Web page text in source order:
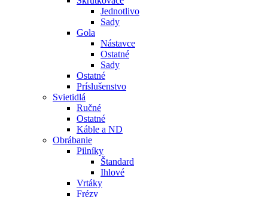
Jednotlivo
Sady
Gola
Nástavce
Ostatné
Sady
Ostatné
Príslušenstvo
Svietidlá
Ručné
Ostatné
Káble a ND
Obrábanie
Pilníky
Štandard
Ihlové
Vrtáky
Frézy